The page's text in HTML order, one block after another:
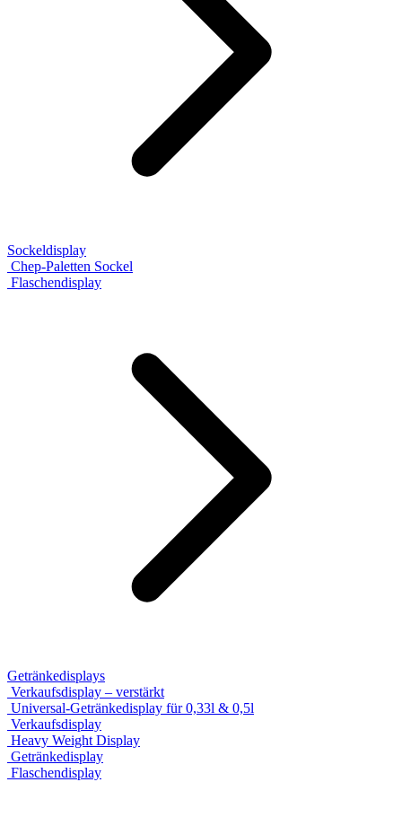
Sockeldisplay
Chep-Paletten Sockel
Flaschendisplay
Getränkedisplays
Verkaufsdisplay – verstärkt
Universal-Getränkedisplay für 0,33l & 0,5l
Verkaufsdisplay
Heavy Weight Display
Getränkedisplay
Flaschendisplay